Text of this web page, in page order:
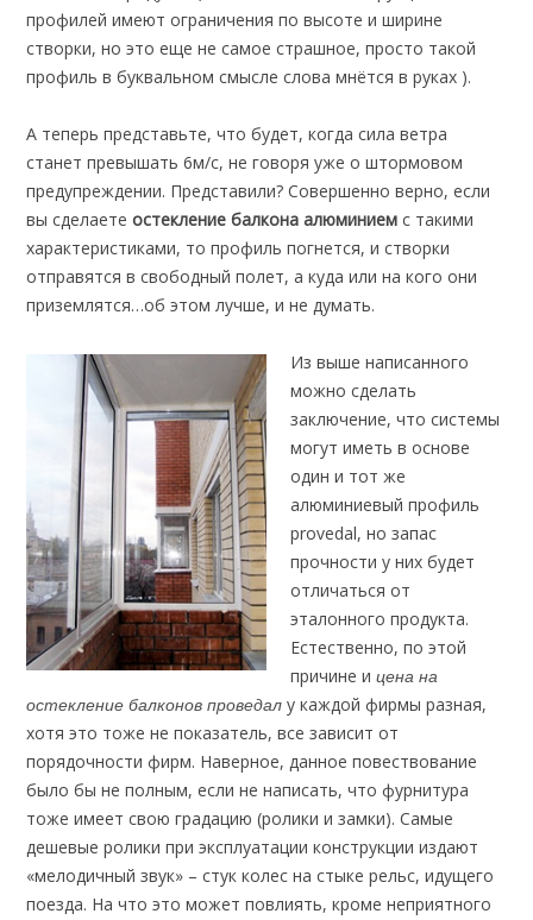
профилей имеют ограничения по высоте и ширине
створки, но это еще не самое страшное, просто такой
профиль в буквальном смысле слова мнётся в руках ).
А теперь представьте, что будет, когда сила ветра
станет превышать 6м/c, не говоря уже о штормовом
предупреждении. Представили? Совершенно верно, если
вы сделаетеостекление балкона алюминием с такими
характеристиками, то профиль погнется, и створки
отправятся в свободный полет, а куда или на кого они
приземлятся…об этом лучше, и не думать.
Из выше написанного
можно сделать
заключение, что системы
могут иметь в основе
один и тот же
алюминиевый профиль
provedal, но запас
прочности у них будет
отличаться от
эталонного продукта.
Естественно, по этой
причине и цена на
остекление балконов проведал у каждой фирмы разная,
хотя это тоже не показатель, все зависит от
порядочности фирм. Наверное, данное повествование
было бы не полным, если не написать, что фурнитура
тоже имеет свою градацию (ролики и замки). Самые
дешевые ролики при эксплуатации конструкции издают
«мелодичный звук» – стук колес на стыке рельс, идущего
поезда. На что это может повлиять, кроме неприятного